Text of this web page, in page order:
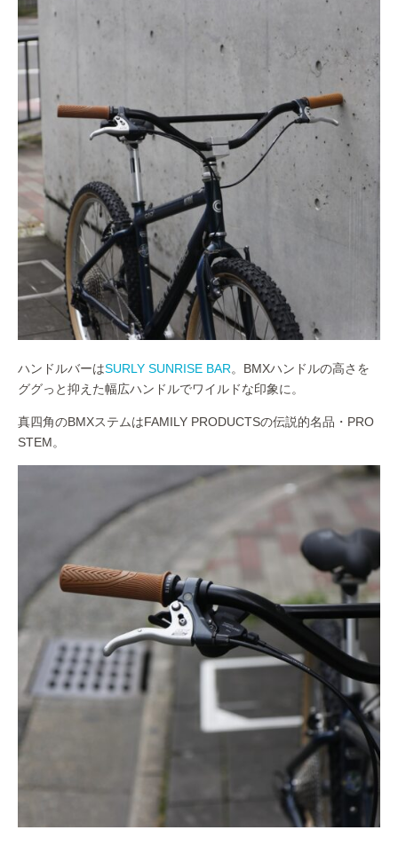
ハンドルバーはSURLY SUNRISE BAR。BMXハンドルの高さを
ググっと抑えた幅広ハンドルでワイルドな印象に。
真四角のBMXステムはFAMILY PRODUCTSの伝説的名品・PRO
STEM。